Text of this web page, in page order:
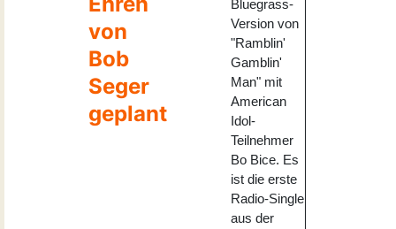
von
Bob
Seger
geplant
Bluegrass-
Version von
"Ramblin'
Gamblin'
Man" mit
American
Idol-
Teilnehmer
Bo Bice. Es
ist die erste
Radio-Single
aus der